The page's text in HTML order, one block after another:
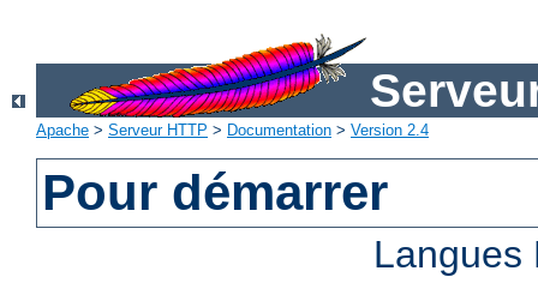
Apache > Serveur HTTP > Documentation > Version 2.4
Pour démarrer